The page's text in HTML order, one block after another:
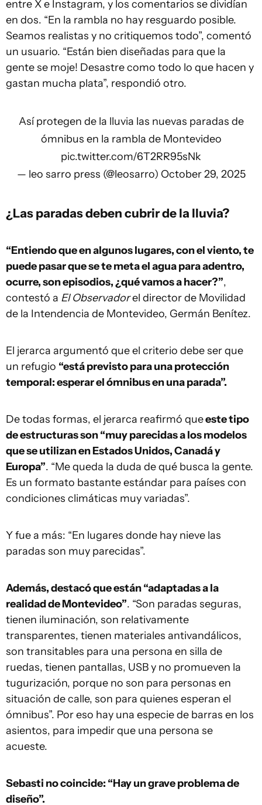
entre X e Instagram, y los comentarios se dividían
en dos. “En la rambla no hay resguardo posible.
Seamos realistas y no critiquemos todo”, comentó
un usuario. “Están bien diseñadas para que la
gente se moje! Desastre como todo lo que hacen y
gastan mucha plata”, respondió otro.
Así protegen de la lluvia las nuevas paradas de
ómnibus en la rambla de Montevideo
pic.twitter.com/6T2RR95sNk
— leo sarro press (@leosarro) October 29, 2025
¿Las paradas deben cubrir de la lluvia?
“Entiendo que en algunos lugares, con el viento, te
puede pasar que se te meta el agua para adentro,
ocurre, son episodios, ¿qué vamos a hacer?”,
contestó a El Observadorel director de Movilidad
de la Intendencia de Montevideo, Germán Benítez.
El jerarca argumentó que el criterio debe ser que
un refugio “está previsto para una protección
temporal: esperar el ómnibus en una parada”.
De todas formas, el jerarca reafirmó queeste tipo
de estructuras son “muy parecidas a los modelos
que se utilizan en Estados Unidos, Canadá y
Europa”. “Me queda la duda de qué busca la gente.
Es un formato bastante estándar para países con
condiciones climáticas muy variadas”.
Y fue a más: “En lugares donde hay nieve las
paradas son muy parecidas”.
Además, destacó que están “adaptadas a la
realidad de Montevideo”. “Son paradas seguras,
tienen iluminación, son relativamente
transparentes, tienen materiales antivandálicos,
son transitables para una persona en silla de
ruedas, tienen pantallas, USB y no promueven la
tugurización, porque no son para personas en
situación de calle, son para quienes esperan el
ómnibus”. Por eso hay una especie de barras en los
asientos, para impedir que una persona se
acueste.
Sebasti no coincide: “Hay un grave problema de
diseño”.